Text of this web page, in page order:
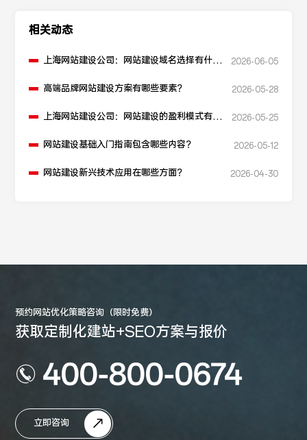
相关动态
上海网站建设公司：网站建设域名选择有什么
2026-06-05
高端品牌网站建设方案有哪些要素？ 2026-05-28
上海网站建设公司：网站建设的盈利模式有哪
2026-05-25
网站建设基础入门指南包含哪些内容？ 2026-05-12
网站建设新兴技术应用在哪些方面？ 2026-04-30
预约网站优化策略咨询（限时免费）
获取定制化建站+SEO方案与报价
400-800-0674
立即咨询